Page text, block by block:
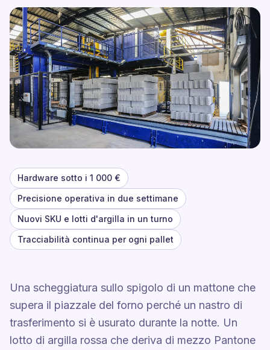
Hardware sotto i 1 000 €
Precisione operativa in due settimane
Nuovi SKU e lotti d'argilla in un turno
Tracciabilità continua per ogni pallet
Una scheggiatura sullo spigolo di un mattone che
supera il piazzale del forno perché un nastro di
trasferimento si è usurato durante la notte. Un
lotto di argilla rossa che deriva di mezzo Pantone